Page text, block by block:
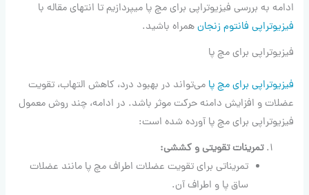
ادامه به بررسی فیزیوتراپی برای مچ پا میپردازیم تا انتهای مقاله با
فیزیوتراپی فانتوم زنجانهمراه باشید.
فیزیوتراپی برای مچ پا
فیزیوتراپی برای مچ پا می‌تواند در بهبود درد، کاهش التهاب، تقویت
عضلات و افزایش دامنه حرکت موثر باشد. در ادامه، چند روش معمول
فیزیوتراپی برای مچ پا آورده شده است:
تمرینات تقویتی و کششی:
تمریناتی برای تقویت عضلات اطراف مچ پا مانند عضلات
ساق پا و اطراف آن.